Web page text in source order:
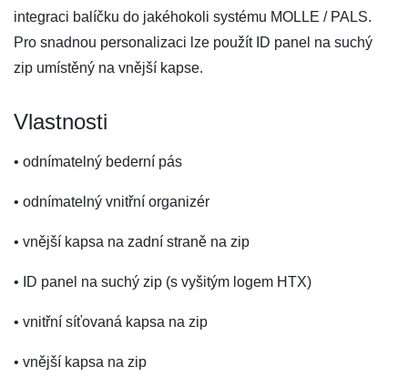
integraci balíčku do jakéhokoli systému MOLLE / PALS.
Pro snadnou personalizaci lze použít ID panel na suchý
zip umístěný na vnější kapse.
Vlastnosti
• odnímatelný bederní pás
• odnímatelný vnitřní organizér
• vnější kapsa na zadní straně na zip
• ID panel na suchý zip (s vyšitým logem HTX)
• vnitřní síťovaná kapsa na zip
• vnější kapsa na zip